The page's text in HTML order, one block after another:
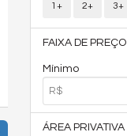
1+ 2+ 3+
FAIXA DE PREÇO
Mínimo
ÁREA PRIVATIVA